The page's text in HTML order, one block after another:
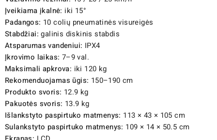
Įveikiama įkalnė: iki 15°
Padangos: 10 colių pneumatinės visureigės
Stabdžiai: galinis diskinis stabdis
Atsparumas vandeniui: IPX4
Įkrovimo laikas: 7–9 val.
Maksimali apkrova: iki 120 kg
Rekomenduojamas ūgis: 150–190 cm
Produkto svoris: 12.9 kg
Pakuotės svoris: 13.9 kg
Išlankstyto paspirtuko matmenys: 113 × 43 × 105 cm
Sulankstyto paspirtuko matmenys: 109 × 14 × 50.5 cm